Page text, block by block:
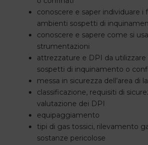
conoscere e saper individuare i
ambienti sospetti di
conoscere e sapere come si
strumentazioni
attrezzature e DPI da
sospetti di inquinamento o
messa in sicurezza dell’area di
classificazione, requisiti di
valutazione dei DPI
equipaggiamento
tipi di gas tossici, rilevamento
sostanze pericolose